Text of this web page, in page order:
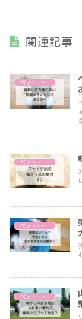
関連記事
ペット・自然
ペット・自然
ペット・自然
ペット・自然